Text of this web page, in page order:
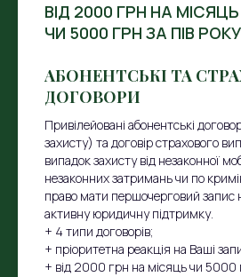
ВІД 2000 ГРН НА МІСЯЦЬ
ЧИ 5000 ГРН ЗА ПІВ РОКУ
АБОНЕНТСЬКІ ТА
ДОГОВОРИ
Привілейовані абонентські
захисту) та договір страхового
випадок захисту від незаконної
незаконних затримань чи по
право мати першочерговий запис
активну юридичну підтримку.
+ 4 типи договорів;
+ пріоритетна реакція на Ваші
+ від 2000 грн на місяць чи 5000